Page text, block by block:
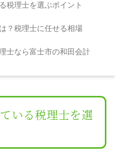
税理士を選ぶポイント
？税理士に任せる相場
士なら富士市の和田会計
いる税理士を選